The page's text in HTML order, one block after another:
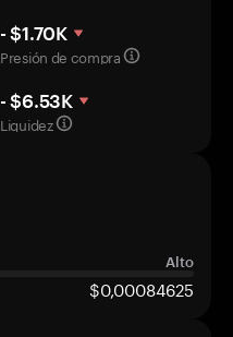
- $1.70K
Presión de compra
- $6.53K
Liquidez
Alto
$0,00084625